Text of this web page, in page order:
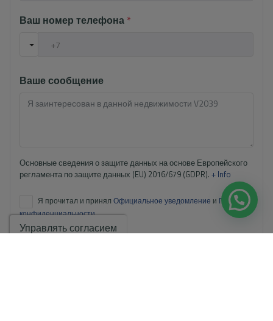
Ваш номер телефона *
Ваше сообщение
Основные сведения о защите данных на основе Европейского
регламента по защите данных (EU) 2016/679 (GDPR). + Info
Я прочитал и принял Официальное уведомление и Политику
конфиденциальности.
Я принимаю коммерческие рассылки
Управлять согласием